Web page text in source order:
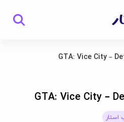
GTA: Vice City –
GTA: Vice City –
استار